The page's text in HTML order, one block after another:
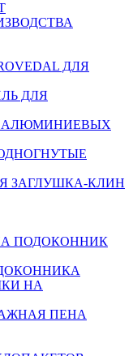
ДЛЯ
ДЛЯ
ЗАГЛУШКА-КЛИН
ПОДОКОННИК
НА
ПЕНА